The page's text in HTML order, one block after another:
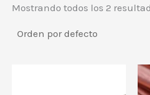
Mostrando todos los 2